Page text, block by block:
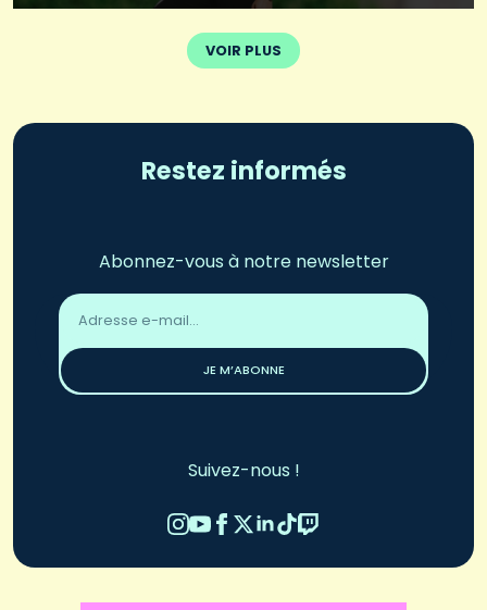
VOIR PLUS
Restez informés
Abonnez-vous à notre newsletter
Adresse
email
JE M’ABONNE
Suivez-nous !